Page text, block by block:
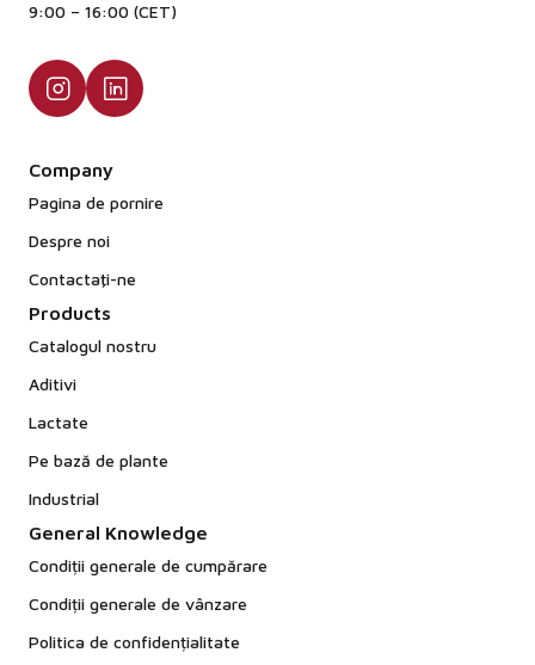
9:00 – 16:00 (CET)
Company
Pagina de pornire
Despre noi
Contactaţi-ne
Products
Catalogul nostru
Aditivi
Lactate
Pe bază de plante
Industrial
General Knowledge
Condiții generale de cumpărare
Condiții generale de vânzare
Politica de confidențialitate